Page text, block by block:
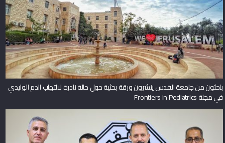
باحثون من جامعة القدس ينشرون ورقة بحثية حول حالة نادرة لالتهاب الدم الوليدي
في مجلة Frontiers in Pediatrics